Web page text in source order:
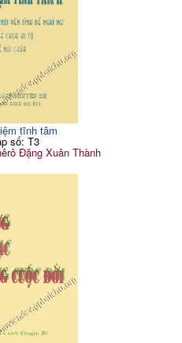
tĩnh tâm
số: T3
Đặng Xuân Thành